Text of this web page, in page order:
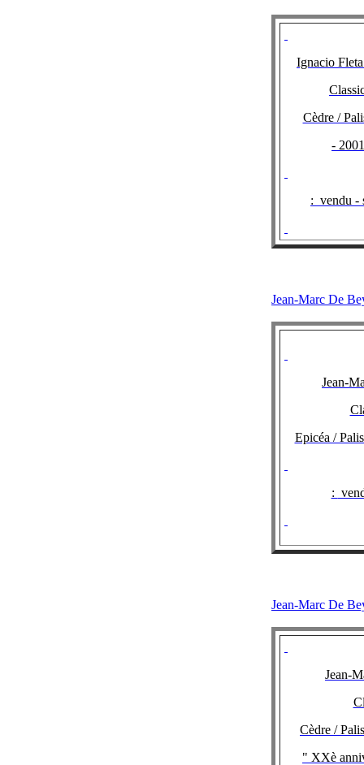
Ignacio
Cèdre /
-
: vendu -
Jean-Marc
Jean-
Epicéa /
:
Jean-Marc
Jean-
Cèdre /
" XXè